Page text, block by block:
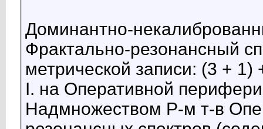
Доминантно-
Фрактально-резонансный
метрической записи: (3 + 1)
I. на Оперативной
Надмножеством Р-м т-в